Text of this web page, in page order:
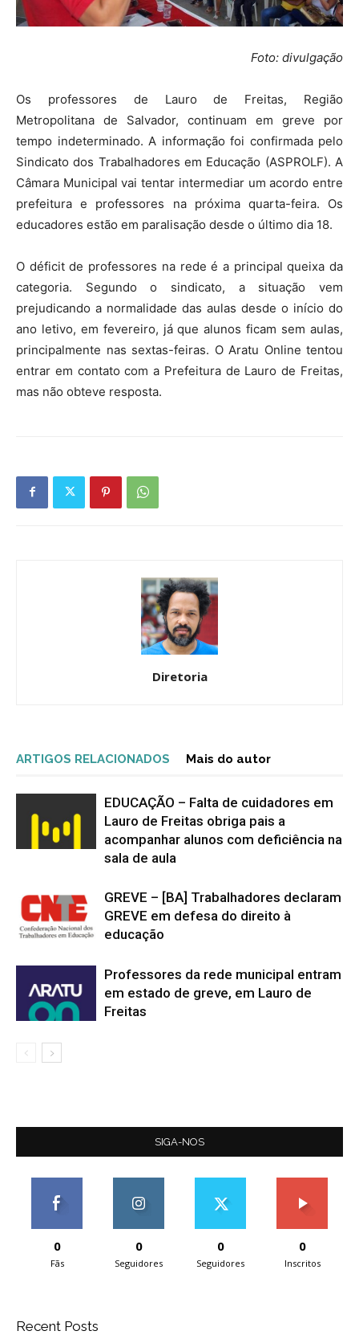
Foto: divulgação
Os professores de Lauro de Freitas, Região
Metropolitana de Salvador, continuam em greve por
tempo indeterminado. A informação foi confirmada pelo
Sindicato dos Trabalhadores em Educação (ASPROLF). A
Câmara Municipal vai tentar intermediar um acordo entre
prefeitura e professores na próxima quarta-feira. Os
educadores estão em paralisação desde o último dia 18.
O déficit de professores na rede é a principal queixa da
categoria. Segundo o sindicato, a situação vem
prejudicando a normalidade das aulas desde o início do
ano letivo, em fevereiro, já que alunos ficam sem aulas,
principalmente nas sextas-feiras. O Aratu Online tentou
entrar em contato com a Prefeitura de Lauro de Freitas,
mas não obteve resposta.
Diretoria
ARTIGOS RELACIONADOS Mais do autor
EDUCAÇÃO – Falta de cuidadores em
Lauro de Freitas obriga pais a
acompanhar alunos com deficiência na
sala de aula
GREVE – [BA] Trabalhadores declaram
GREVE em defesa do direito à
educação
Professores da rede municipal entram
em estado de greve, em Lauro de
Freitas
SIGA-NOS
0
Fãs
0
Seguidores
0
Seguidores
0
Inscritos
Recent Posts